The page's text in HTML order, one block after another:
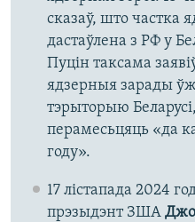
сказаў, што частка
дастаўлена з РФ у
Пуцін таксама
ядзерныя зарады
тэрыторыю
перамесьцяць «да
году».
17 лістапада 2024
прэзыдэнт ЗША